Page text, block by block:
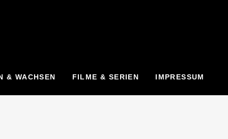
& WACHSEN FILME & SERIEN IMPRESSUM